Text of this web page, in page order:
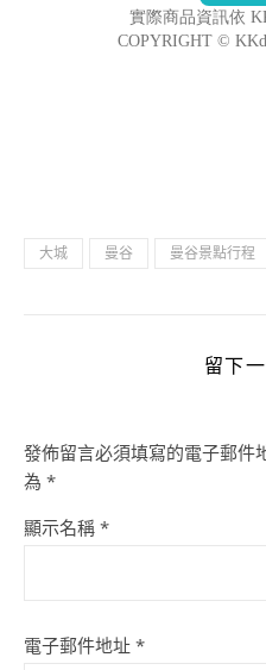
大城 曼谷 曼谷景點行程
留下
發佈留言必須填寫的電子郵件
為 *
顯示名稱 *
電子郵件地址 *